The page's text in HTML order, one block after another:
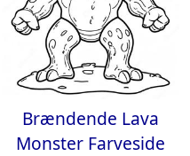
Brændende Lava
Monster Farveside